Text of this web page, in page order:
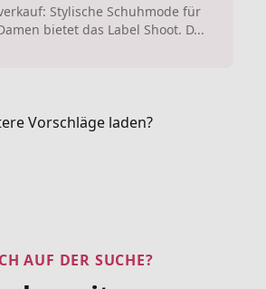
Stylische Schuhmode für
bietet das Label Shoot. D...
Vorschläge laden?
AUF DER SUCHE?